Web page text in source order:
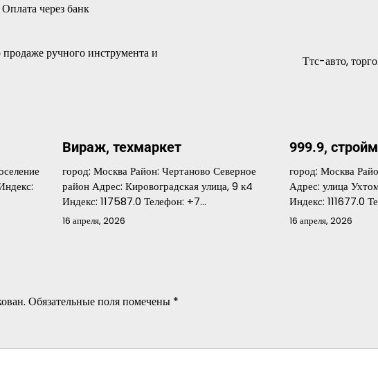
через банк
ручного инструмента и
Ттс-авто,
Вираж, техмаркет
город: Москва Район: Чертаново Северное
район Адрес: Кировоградская улица, 9 к4
Индекс: 117587.0 Телефон: +7…
16 апреля, 2026
999.9,
город: Москва
Адрес: улица
Индекс: 111677.0
16 апреля, 2026
Обязательные поля помечены *